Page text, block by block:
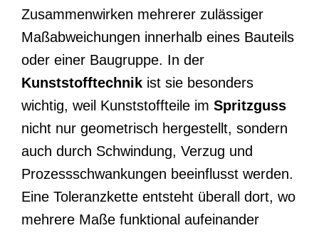
Zusammenwirken mehrerer zulässiger
Maßabweichungen innerhalb eines Bauteils
oder einer Baugruppe. In der
Kunststofftechnik ist sie besonders
wichtig, weil Kunststoffteile im Spritzguss
nicht nur geometrisch hergestellt, sondern
auch durch Schwindung, Verzug und
Prozessschwankungen beeinflusst werden.
Eine Toleranzkette entsteht überall dort, wo
mehrere Maße funktional aufeinander